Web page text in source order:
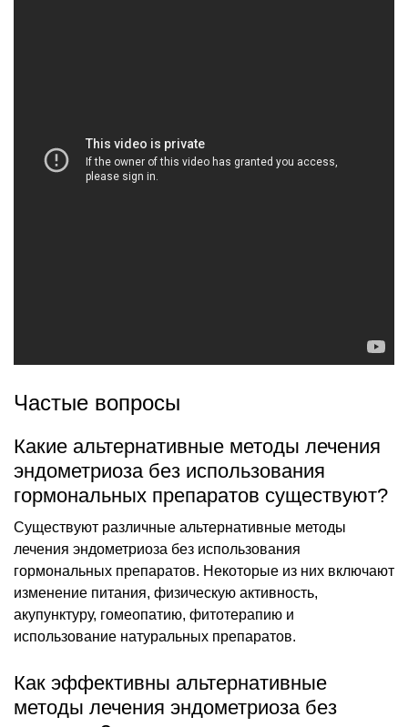
Частые вопросы
Какие альтернативные методы лечения
эндометриоза без использования
гормональных препаратов существуют?
Существуют различные альтернативные методы
лечения эндометриоза без использования
гормональных препаратов. Некоторые из них включают
изменение питания, физическую активность,
акупунктуру, гомеопатию, фитотерапию и
использование натуральных препаратов.
Как эффективны альтернативные
методы лечения эндометриоза без